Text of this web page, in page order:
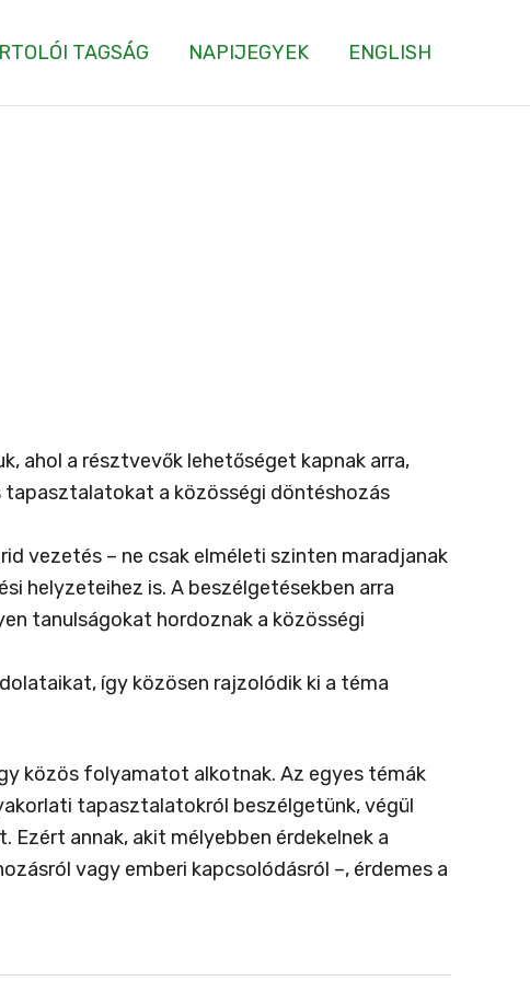
TAGSÁG NAPIJEGYEK ENGLISH
ahol a résztvevők lehetőséget kapnak arra,
a közösségi döntéshozás
vezetés – ne csak elméleti szinten maradjanak
helyzeteihez is. A beszélgetésekben arra
tanulságokat hordoznak a közösségi
így közösen rajzolódik ki a téma
közös folyamatot alkotnak. Az egyes témák
tapasztalatokról beszélgetünk, végül
annak, akit mélyebben érdekelnek a
vagy emberi kapcsolódásról –, érdemes a